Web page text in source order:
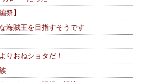
祭】
海賊王を目指すそうです
おねショタだ！